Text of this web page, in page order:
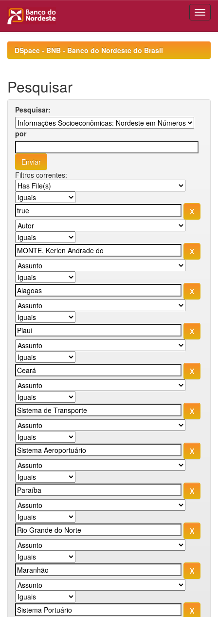
navigationDSpace - BNB - Banco do Nordeste do Brasil
Pesquisar
Pesquisar:
por
Filtros correntes: